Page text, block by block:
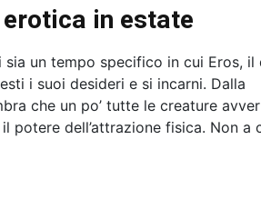
in estate
sia un tempo specifico in cui Eros, il
i suoi desideri e si incarni. Dalla
che un po’ tutte le creature
potere dell’attrazione fisica. Non a